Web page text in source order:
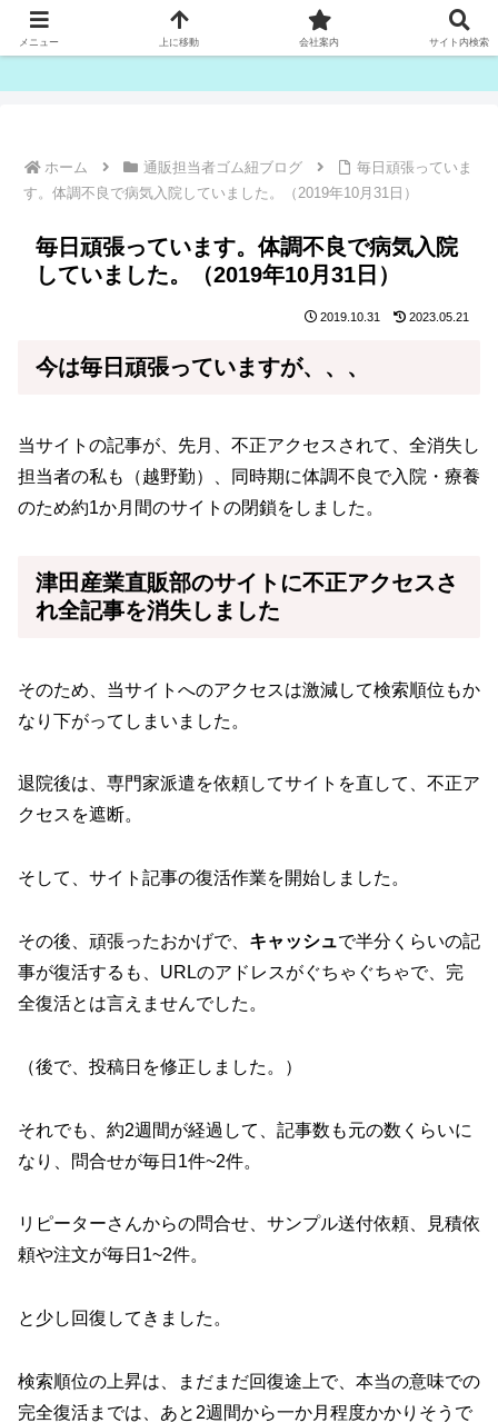
ゴム紐・平ゴム製造販売は津田産業直販部です
ホーム 通販担当者ゴム紐ブログ
毎日頑張っていま
す。体調不良で病気入院していました。（2019年10月31日）
毎日頑張っています。体調不良で病気入院
していました。（2019年10月31日）
2019.10.31 2023.05.21
今は毎日頑張っていますが、、、
当サイトの記事が、先月、不正アクセスされて、全消失し
担当者の私も（越野勤）、同時期に体調不良で入院・療養
のため約1か月間のサイトの閉鎖をしました。
津田産業直販部のサイトに不正アクセスさ
れ全記事を消失しました
そのため、当サイトへのアクセスは激減して検索順位もか
なり下がってしまいました。
退院後は、専門家派遣を依頼してサイトを直して、不正ア
クセスを遮断。
そして、サイト記事の復活作業を開始しました。
その後、頑張ったおかげで、 キャッシュで半分くらいの記
事が復活するも、URLのアドレスがぐちゃぐちゃで、完
全復活とは言えませんでした。
（後で、投稿日を修正しました。）
それでも、約2週間が経過して、記事数も元の数くらいに
なり、問合せが毎日1件~2件。
リピーターさんからの問合せ、サンプル送付依頼、見積依
頼や注文が毎日1~2件。
と少し回復してきました。
検索順位の上昇は、まだまだ回復途上で、本当の意味での
完全復活までは、あと2週間から一か月程度かかりそうで
メニュー 上に移動 会社案内 サイト内検索